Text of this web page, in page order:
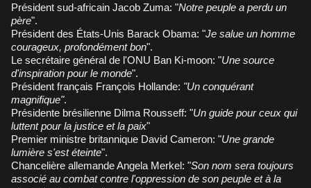
Président sud-africain Jacob Zuma: "Notre peuple a perdu un
père".
Président des États-Unis Barack Obama: "Je salue un homme
courageux, profondément bon".
Le secrétaire général de l'ONU Ban Ki-moon: "Une source
d'inspiration pour le monde".
Président français François Hollande: "Un conquérant
magnifique".
Présidente brésilienne Dilma Rousseff: "Un guide pour ceux qui
luttent pour la justice et la paix"
Premier ministre britannique David Cameron: "Une grande
lumière s'est éteinte".
Chancelière allemande Angela Merkel: "Son nom sera toujours
associé au combat contre l'oppression de son peuple et à la